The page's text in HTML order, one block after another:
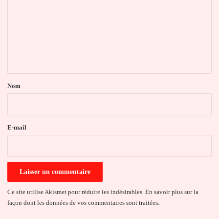
a
e
Nom
E-mail
Ce site utilise Akismet pour réduire les indésirables. En savoir plus sur la
façon dont les données de vos commentaires sont traitées